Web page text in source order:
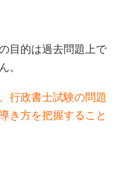
目的は過去問題上で
。
行政書士試験の問題
き方を把握すること